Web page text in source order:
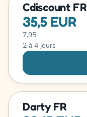
Cdiscount FR
35,5 EUR
7,95
2 à 4 jours
Darty FR